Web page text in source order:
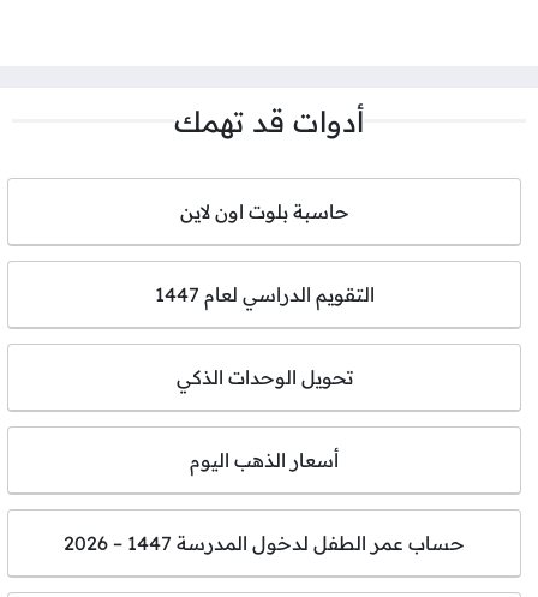
أدوات قد تهمك
حاسبة بلوت اون لاين
التقويم الدراسي لعام 1447
تحويل الوحدات الذكي
أسعار الذهب اليوم
حساب عمر الطفل لدخول المدرسة 1447 – 2026